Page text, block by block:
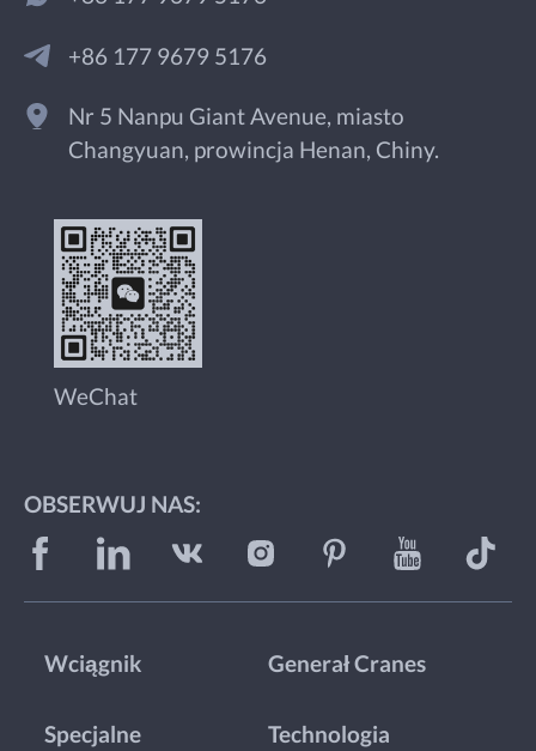
+86 177 9679 5176
Nr 5 Nanpu Giant Avenue, miasto
Changyuan, prowincja Henan, Chiny.
WeChat
OBSERWUJ NAS:
Wciągnik Generał Cranes
Specjalne
Technologia